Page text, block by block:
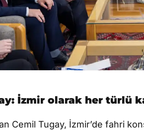
İzmir olarak her türlü
Cemil Tugay, İzmir’de fahri